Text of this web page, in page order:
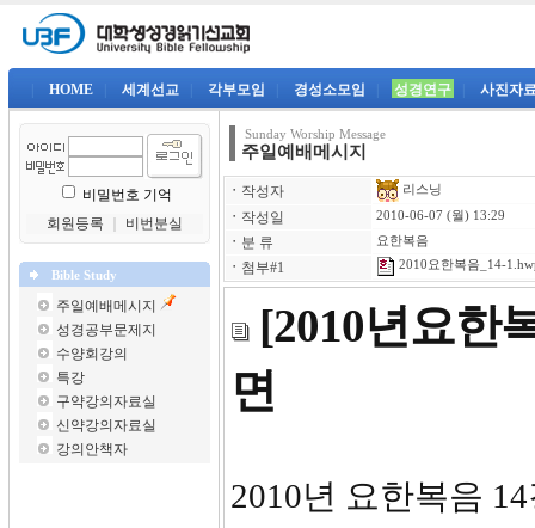
HOME 세계선교 각부모임 경성소모임 성경연구 사진자
비밀번호 기억
회원등록
비번분실
Bible Study
주일예배메시지
성경공부문제지
수양회강의
특강
구약강의자료실
신약강의자료실
강의안책자
Sunday Worship Message
주일예배메시지
ㆍ 작성자 리스닝
ㆍ 작성일 2010-06-07 (월) 13:29
ㆍ 분 류 요한복음
ㆍ 첨부#1 2010요한복음_14-
[2010년요한
면
2010년 요한복음